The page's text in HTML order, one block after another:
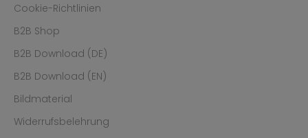
Cookie-Richtlinien
B2B Shop
B2B Download (DE)
B2B Download (EN)
Bildmaterial
Widerrufsbelehrung